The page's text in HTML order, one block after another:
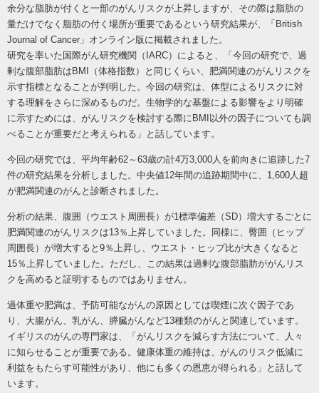
余分な脂肪が付くと一部のがんリスクが上昇しますが、その際は脂肪の
量だけでなく脂肪の付く場所が重要であるという研究結果が、「 British
Journal of Cancer」オンライン版に掲載されました。
研究を率いた国際がん研究機関（ IARC）によると、「今回の研究で、過
剰な腹部脂肪はBMI（体格指数）と同じくらい、肥満関連のがんリスクを
示す指標となることが判明した。今回の研究は、体型によるリスクに対
する理解をさらに深めるものだ。生物学的な基盤による影響をより明確
に示すためには、がんリスクを検討する際にBMI以外の因子についても調
べることが重要だと考えられる」と話しています。
今回の研究では、平均年齢62～63歳の計4万3,000人を前向きに追跡した7
件の研究結果を分析しました。中央値12年間の追跡期間中に、1,600人超
が肥満関連のがんと診断されました。
分析の結果、腹囲（ウエスト周囲長）が1標準偏差（SD）増大するごとに
肥満関連のがんリスクは13％上昇していました。同様に、臀囲（ヒップ
周囲長）が増大すると9％上昇し、ウエスト・ヒップ比が大きくなると
15％上昇していました。ただし、この結果は過剰な腹部脂肪ががんリス
クを高めると証明するものではありません。
過体重や肥満は、予防可能ながんの原因としては喫煙に次ぐ因子であ
り、大腸がん、乳がん、膵臓がんなど13種類のがんと関連しています。
イギリスのがんの専門家は、「がんリスクを減らす方法について、人々
に知らせることが重要である。健康体重の維持は、がんのリスク低減に
利益をもたらす可能性があり、他にも多くの恩恵が得られる」と話して
います。